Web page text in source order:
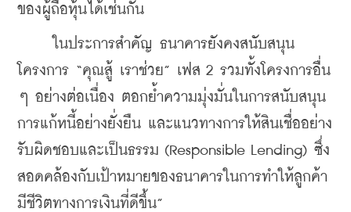
ของผู้ถือหุ้นได้เช่นกัน
ในประการสำคัญ ธนาคารยังคงสนับสนุน
โครงการ “คุณสู้ เราช่วย” เฟส 2 รวมทั้งโครงการอื่น
ๆ อย่างต่อเนื่อง ตอกย้ำความมุ่งมั่นในการสนับสนุน
การแก้หนี้อย่างยั่งยืน และแนวทางการให้สินเชื่ออย่าง
รับผิดชอบและเป็นธรรม (Responsible Lending) ซึ่ง
สอดคล้องกับเป้าหมายของธนาคารในการทำให้ลูกค้า
มีชีวิตทางการเงินที่ดีขึ้น”